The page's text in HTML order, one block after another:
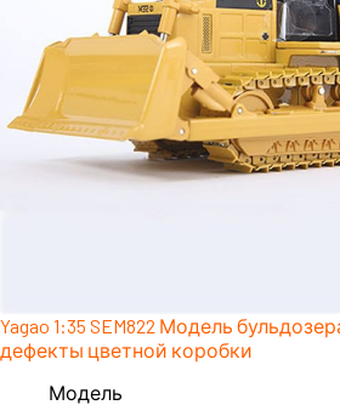
Yagao 1:35 SEM822 Модель
дефекты цветной коробки
Модель